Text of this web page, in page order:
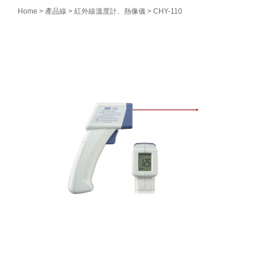
Home > 產品線 > 紅外線溫度計、熱像儀 > CHY-110